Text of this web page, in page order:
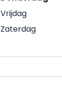
Vrijdag
Zaterdag